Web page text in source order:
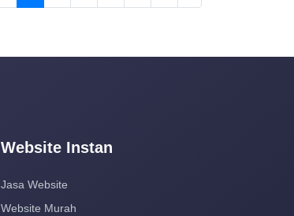
Website Instan
Jasa Website
Website Murah